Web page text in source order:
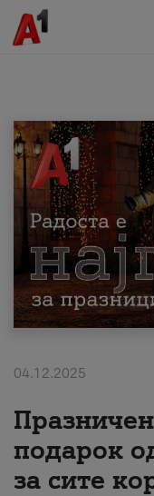
МК EN SQ
Приватни
Поддршка
Надополни кредит
За нас
#ПодобарОнлајн
04.12.2025
подарок
за сите